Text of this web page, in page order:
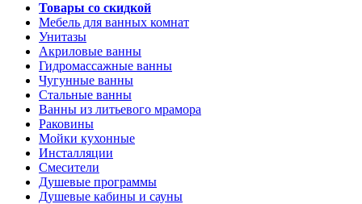
Товары со скидкой
Мебель для ванных комнат
Унитазы
Акриловые ванны
Гидромассажные ванны
Чугунные ванны
Стальные ванны
Ванны из литьевого мрамора
Раковины
Мойки кухонные
Инсталляции
Смесители
Душевые программы
Душевые кабины и сауны